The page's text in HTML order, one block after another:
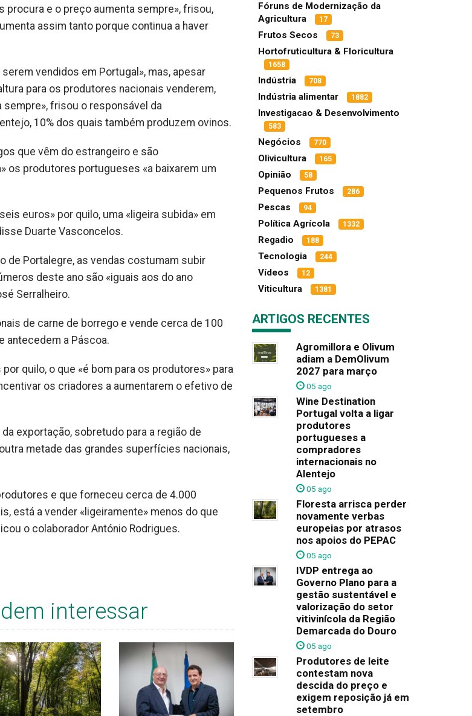
procura e o preço aumenta sempre», frisou,
assim tanto porque continua a haver
vendidos em Portugal», mas, apesar
para os produtores nacionais venderem,
frisou o responsável da
10% dos quais também produzem ovinos.
que vêm do estrangeiro e são
os produtores portugueses «a baixarem um
euros» por quilo, uma «ligeira subida» em
Duarte Vasconcelos.
de Portalegre, as vendas costumam subir
deste ano são «iguais aos do ano
Serralheiro.
de carne de borrego e vende cerca de 100
antecedem a Páscoa.
quilo, o que «é bom para os produtores» para
os criadores a aumentarem o efetivo de
exportação, sobretudo para a região de
metade das grandes superfícies nacionais,
e que forneceu cerca de 4.000
está a vender «ligeiramente» menos do que
o colaborador António Rodrigues.
interessar
Fóruns de Modernização da
Agricultura
17
Frutos Secos 73
Hortofruticultura & Floricultura
1658
Indústria 708
Indústria alimentar 1882
Investigacao & Desenvolvimento
583
Negócios 770
Olivicultura 165
Opinião 58
Pequenos Frutos 286
Pescas 94
Política Agrícola 1332
Regadio 188
Tecnologia 244
Vídeos 12
Viticultura 1381
ARTIGOS RECENTES
Agromillora e Olivum
adiam a DemOlivum
2027 para março
05 ago
Wine Destination
Portugal volta a ligar
produtores
portugueses a
compradores
internacionais no
Alentejo
05 ago
Floresta arrisca perder
novamente verbas
europeias por atrasos
nos apoios do PEPAC
05 ago
IVDP entrega ao
Governo Plano para a
gestão sustentável e
valorização do setor
vitivinícola da Região
Demarcada do Douro
05 ago
Produtores de leite
contestam nova
descida do preço e
exigem reposição já em
setembro